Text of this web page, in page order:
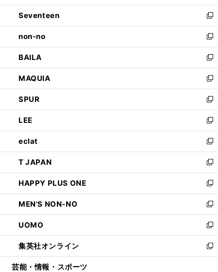
開
く
ウ
で
開
く
ン
ド
ウ
で
開
く
Seventeen
新
し
い
ウ
ィ
ン
ド
ウ
で
開
く
non-no
新
し
い
ウ
ィ
ン
ド
ウ
で
開
く
BAILA
新
し
い
ウ
ィ
ン
ド
ウ
で
開
く
MAQUIA
新
し
い
ウ
ィ
ン
ド
ウ
で
開
く
SPUR
新
し
い
ウ
ィ
ン
ド
ウ
で
開
く
LEE
新
し
い
ウ
ィ
ン
ド
ウ
で
開
く
eclat
新
し
い
ウ
ィ
ン
ド
ウ
で
開
く
T JAPAN
新
し
い
ウ
ィ
ン
ド
ウ
で
開
HAPPY PLUS ONE
新
し
い
ウ
ィ
ン
ド
ウ
MEN'S NON-NO
新
し
い
ウ
ィ
ン
UOMO
新
し
い
ウ
集英社オンライン
新
し
芸能・情報・スポーツ